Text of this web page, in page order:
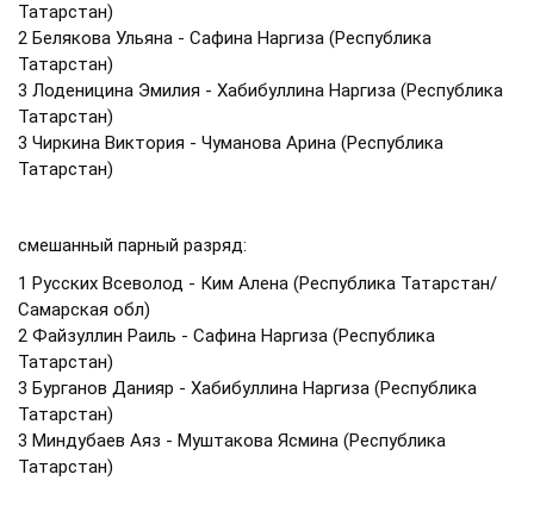
Татарстан)
2 Белякова Ульяна - Сафина Наргиза (Республика
Татарстан)
3 Лоденицина Эмилия - Хабибуллина Наргиза (Республика
Татарстан)
3 Чиркина Виктория - Чуманова Арина (Республика
Татарстан)
смешанный парный разряд:
1 Русских Всеволод - Ким Алена (Республика Татарстан/
Самарская обл)
2 Файзуллин Раиль - Сафина Наргиза (Республика
Татарстан)
3 Бурганов Данияр - Хабибуллина Наргиза (Республика
Татарстан)
3 Миндубаев Аяз - Муштакова Ясмина (Республика
Татарстан)